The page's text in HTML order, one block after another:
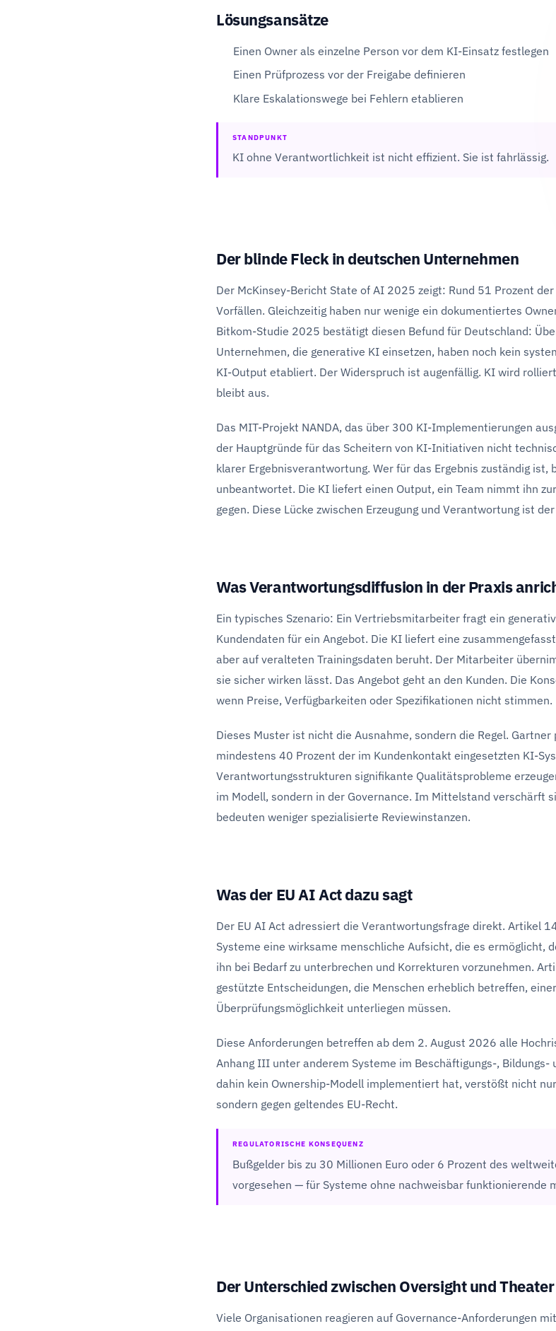
Lösungsansätze
Einen Owner als einzelne Person vor dem KI-Einsatz festlegen
Einen Prüfprozess vor der Freigabe definieren
Klare Eskalationswege bei Fehlern etablieren
STANDPUNKT
KI ohne Verantwortlichkeit ist nicht effizient. Sie ist fahrlässig.
Der blinde Fleck in deutschen Unternehmen
Der McKinsey-Bericht State of AI 2025 zeigt: Rund 51 Prozent
Vorfällen. Gleichzeitig haben nur wenige ein dokumentiertes
Bitkom-Studie 2025 bestätigt diesen Befund für Deutschland:
Unternehmen, die generative KI einsetzen, haben noch kein
KI-Output etabliert. Der Widerspruch ist augenfällig. KI wird
bleibt aus.
Das MIT-Projekt NANDA, das über 300 KI-Implementierungen
der Hauptgründe für das Scheitern von KI-Initiativen nicht
klarer Ergebnisverantwortung. Wer für das Ergebnis zuständig
unbeantwortet. Die KI liefert einen Output, ein Team nimmt ihn
gegen. Diese Lücke zwischen Erzeugung und Verantwortung ist
Was Verantwortungsdiffusion in der Praxis
Ein typisches Szenario: Ein Vertriebsmitarbeiter fragt ein
Kundendaten für ein Angebot. Die KI liefert eine
aber auf veralteten Trainingsdaten beruht. Der Mitarbeiter
sie sicher wirken lässt. Das Angebot geht an den Kunden. Die
wenn Preise, Verfügbarkeiten oder Spezifikationen nicht stimmen.
Dieses Muster ist nicht die Ausnahme, sondern die Regel.
mindestens 40 Prozent der im Kundenkontakt eingesetzten KI-
Verantwortungsstrukturen signifikante Qualitätsprobleme
im Modell, sondern in der Governance. Im Mittelstand verschärft
bedeuten weniger spezialisierte Reviewinstanzen.
Was der EU AI Act dazu sagt
Der EU AI Act adressiert die Verantwortungsfrage direkt. Artikel
Systeme eine wirksame menschliche Aufsicht, die es ermöglicht,
ihn bei Bedarf zu unterbrechen und Korrekturen vorzunehmen.
gestützte Entscheidungen, die Menschen erheblich betreffen,
Überprüfungsmöglichkeit unterliegen müssen.
Diese Anforderungen betreffen ab dem 2. August 2026 alle
Anhang III unter anderem Systeme im Beschäftigungs-, Bildungs-
dahin kein Ownership-Modell implementiert hat, verstößt nicht
sondern gegen geltendes EU-Recht.
REGULATORISCHE KONSEQUENZ
Bußgelder bis zu 30 Millionen Euro oder 6 Prozent des
vorgesehen — für Systeme ohne nachweisbar funktionierende
Der Unterschied zwischen Oversight und Theater
Viele Organisationen reagieren auf Governance-Anforderungen